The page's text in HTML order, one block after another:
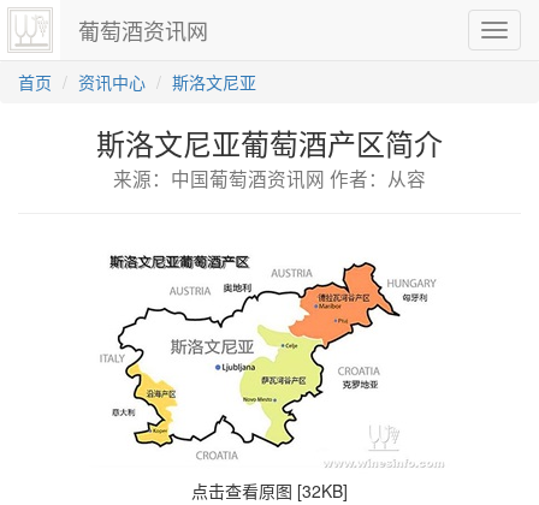
切
换
葡萄酒资讯网
首页 资讯中心 斯洛文尼亚
斯洛文尼亚葡萄酒产区简介
来源：中国葡萄酒资讯网 作者：从容
点击查看原图 [32KB]